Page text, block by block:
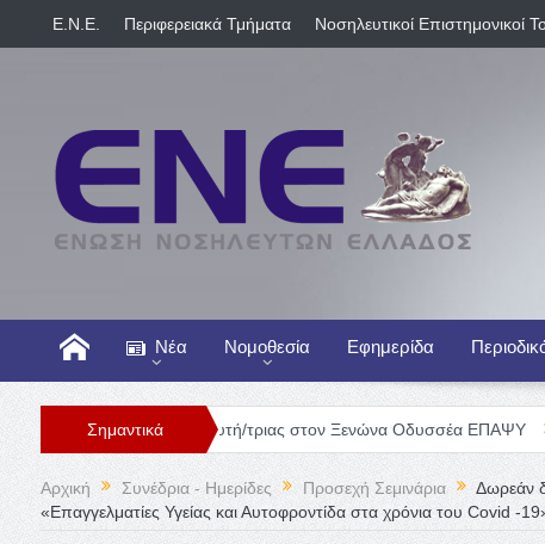
E.N.E. Περιφερειακά Τμήματα Νοσηλευτικοί Επιστημονικοί
Νέα Νομοθεσία Εφημερίδα
Σημαντικά
Θέση Νοσηλευτή/τριας στον Ξενώνα Οδυσσέα ΕΠΑΨΥ Γενική
Αρχική Συνέδρια - Ημερίδες Προσεχή Σεμινάρια
Δωρεάν
«Επαγγελματίες Υγείας και Αυτοφροντίδα στα χρόνια του Covid -